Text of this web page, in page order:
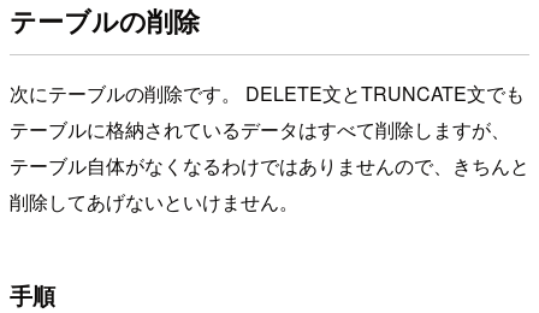
テーブルの削除
次にテーブルの削除です。 DELETE文とTRUNCATE文でも
テーブルに格納されているデータはすべて削除しますが、
テーブル自体がなくなるわけではありませんので、きちんと
削除してあげないといけません。
手順